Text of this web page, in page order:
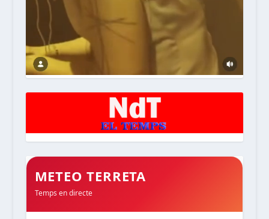
METEO TERRETA
Temps en directe